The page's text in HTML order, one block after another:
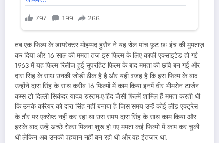
तब एक फिल्म के डायरेक्टर मोहम्मद हुसैन ने यह रोल पांच फ़ुट छः इंच की मुमताज़
कर दिया और 16 साल की ममता तज इस फिल्म के लिए काफी एक्साइटेड हो गई
1963 में यह फिल्म रिलीज हुई सुपरहिट फिल्म के बाद ममता की छवि बन गई और
दारा सिंह के साथ उनकी जोड़ी ठीक है है और यही वजह है कि इस फिल्म के बाद
उन्होंने दारा सिंह के साथ करीब 16 फिल्मों में काम किया इनमें वीर भीमसेन टार्जन
कम्स टो दिल्ली सिकंदर यादव रुस्तम-ए-हिंद जैसी फिल्में शामिल हैं ममता करती थी
कि उनके करियर को दारा सिंह नहीं बनाया है जिस समय उन्हें कोई लीड एक्ट्रेस
के तौर पर एक्सेप्ट नहीं कर रहा था उस समय दारा सिंह के साथ काम किया और
इसके बाद उन्हें अच्छे रोल्स मिलना शुरू हो गए ममता कई फिल्मों में काम कर चुकी
थी लेकिन अब उनकी पहचान नहीं बन रही थी और वह इंतजार था.